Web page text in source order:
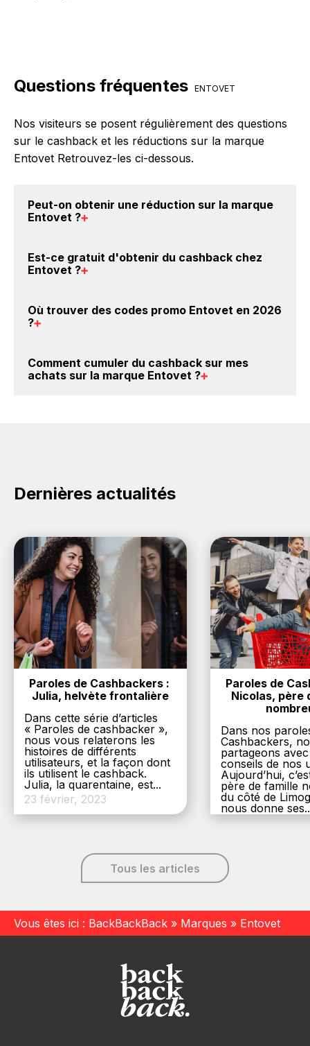
Questions fréquentes ENTOVET
Nos visiteurs se posent régulièrement des questions
sur le cashback et les réductions sur la marque
Entovet Retrouvez-les ci-dessous.
Peut-on obtenir une réduction sur la marque
Entovet ?
crédités sur votre cagnotte BackBackBack lorsque
compte de vos éventuels bonus.
Est-ce gratuit d'obtenir du cashback chez
Entovet ?
compte gratuitement pour cumuler vos réductions
Entovet.
Où trouver des codes promo Entovet en 2026
?
promo sur les produits Entovet. Choisissez un site e-
commerce ci-dessus et découvrez si des
Comment cumuler du cashback sur mes
achats sur la marque Entovet ?
achat sur le site Entovet.
Dernières actualités
Paroles de Cashbackers :
Julia, helvète frontalière
Dans cette série d’articles
« Paroles de cashbacker »,
nous vous relaterons les
histoires de différents
utilisateurs, et la façon dont
ils utilisent le cashback.
Julia, la quarentaine, est...
23 février, 2023
Paroles de
Nicolas, père
Dans nos
Cashbackers,
partageons
conseils de nos
Aujourd’hui,
père de famille
du côté de
nous donne
Tous les articles
Vous êtes ici : BackBackBack » Marques » Entovet